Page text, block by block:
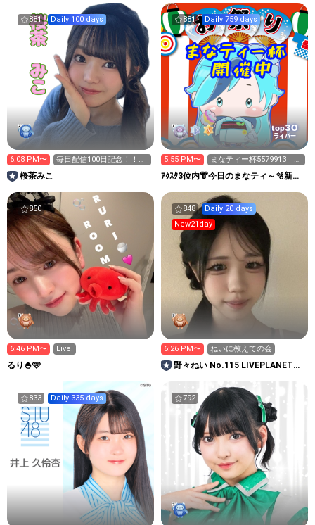
881 Daily 100 days
6:08 PM〜
毎日配信100日記念！！あ
桜茶みこ
881 Daily 759 days
top30
ライバー
5:55 PM〜
まなティー杯5579913 三
麻東風 参加自由
ｱｸｽﾀ3位内👘今日のまなティ～🫧新ア
850
6:46 PM〜 Live!
るり🍚🩷
848
Daily 20 days
New21day
6:26 PM〜 ねいに教えての会
野々ねい No.115 LIVEPLANET新
833 Daily 335 days 792